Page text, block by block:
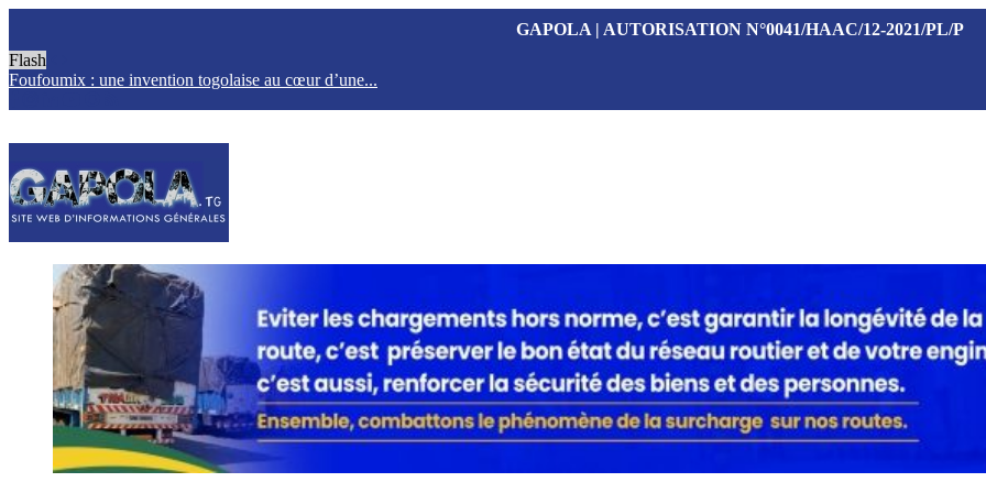
GAPOLA | AUTORISATION N°0041/HAAC/12-2021/PL/P
Flash
Foufoumix : une invention togolaise au cœur d’une...